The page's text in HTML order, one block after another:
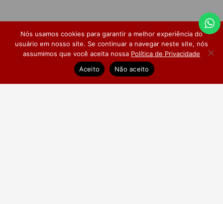
Pesquisa de Satisfação
Nós usamos cookies para garantir a melhor experiência do
usuário em nosso site. Se continuar a navegar neste site, nós
assumimos que você aceita nossa Política de Privacidade
Aceito
Não aceito